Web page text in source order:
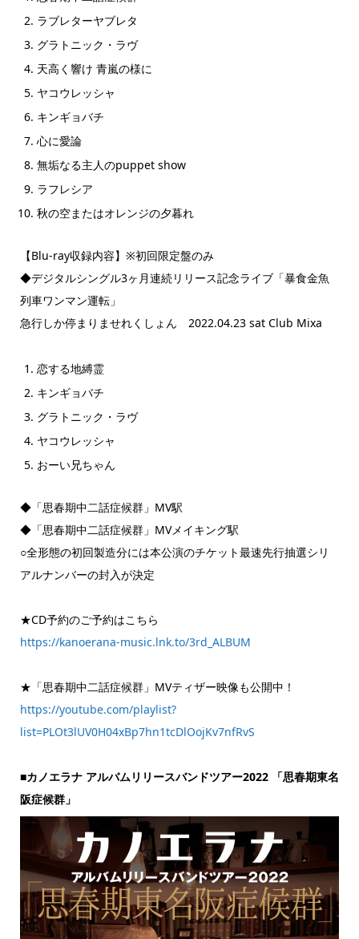
ラブレターヤブレタ
グラトニック・ラヴ
天高く響け 青嵐の様に
ヤコウレッシャ
キンギョバチ
心に愛論
無垢なる主人のpuppet show
ラフレシア
秋の空またはオレンジの夕暮れ
【Blu-ray収録内容】※初回限定盤のみ
◆デジタルシングル3ヶ月連続リリース記念ライブ「暴食金魚
列車ワンマン運転」
急行しか停まりませれくしょん 2022.04.23 sat Club Mixa
恋する地縛霊
キンギョバチ
グラトニック・ラヴ
ヤコウレッシャ
おーい兄ちゃん
◆「思春期中二話症候群」MV駅
◆「思春期中二話症候群」MVメイキング駅
○全形態の初回製造分には本公演のチケット最速先行抽選シリ
アルナンバーの封入が決定
★CD予約のご予約はこちら
https://kanoerana-music.lnk.to/3rd_ALBUM
★「思春期中二話症候群」MVティザー映像も公開中！
https://youtube.com/playlist?
list=PLOt3lUV0H04xBp7hn1tcDlOojKv7nfRvS
■カノエラナ アルバムリリースバンドツアー2022 「思春期東名
阪症候群」